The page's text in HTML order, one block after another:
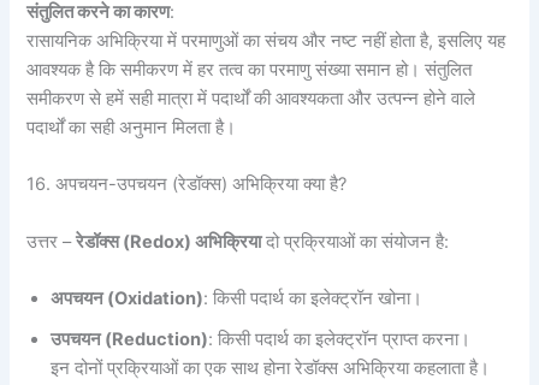
संतुलित करने का कारण:
रासायनिक अभिक्रिया में परमाणुओं का संचय और नष्ट नहीं होता है, इसलिए यह
आवश्यक है कि समीकरण में हर तत्व का परमाणु संख्या समान हो। संतुलित
समीकरण से हमें सही मात्रा में पदार्थों की आवश्यकता और उत्पन्न होने वाले
पदार्थों का सही अनुमान मिलता है।
16. अपचयन-उपचयन (रेडॉक्स) अभिक्रिया क्या है?
उत्तर –रेडॉक्स (Redox) अभिक्रियादो प्रक्रियाओं का संयोजन है:
अपचयन (Oxidation): किसी पदार्थ का इलेक्ट्रॉन खोना।
उपचयन (Reduction): किसी पदार्थ का इलेक्ट्रॉन प्राप्त करना।
इन दोनों प्रक्रियाओं का एक साथ होना रेडॉक्स अभिक्रिया कहलाता है।